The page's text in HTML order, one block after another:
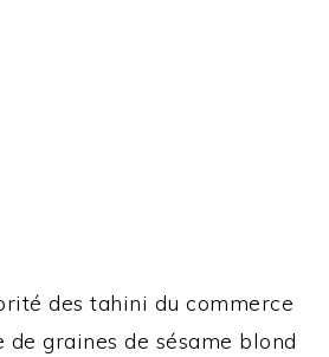
des tahini du commerce
de graines de sésame blond